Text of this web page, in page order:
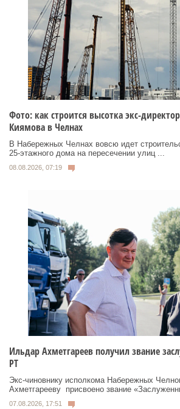
Фото: как строится высотка экс-
Киямова в Челнах
В Набережных Челнах вовсю идет
25‑этажного дома на пересечении улиц ...
08.08.2026, 07:19
Ильдар Ахметгареев получил звание
РТ
Экс‑чиновнику исполкома Набережных
Ахметгарееву присвоено звание
07.08.2026, 17:51